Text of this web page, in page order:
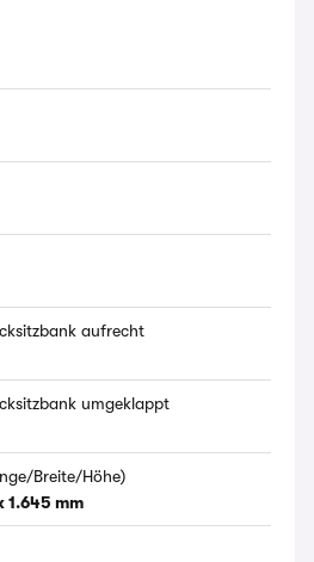
aufrecht
umgeklappt
Breite/Höhe)
1.645 mm